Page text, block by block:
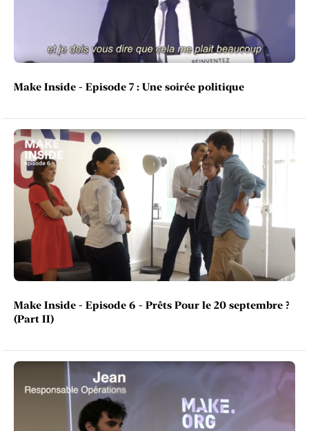
Make Inside - Episode 7 : Une soirée politique
Make Inside - Episode 6 - Prêts Pour le 20 septembre ?
(Part II)